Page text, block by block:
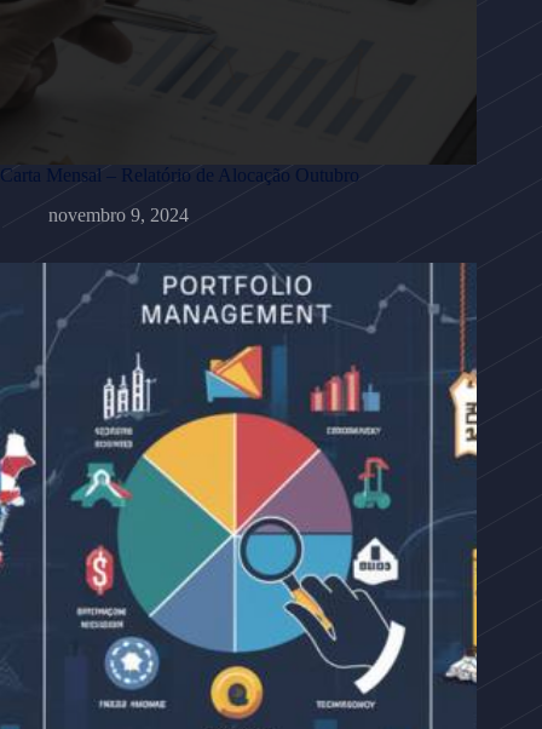
Carta Mensal – Relatório de Alocação Outubro
novembro 9, 2024